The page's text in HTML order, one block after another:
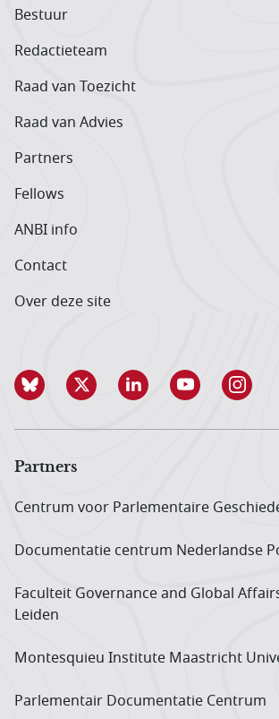
Bestuur
Redactieteam
Raad van Toezicht
Raad van Advies
Partners
Fellows
ANBI info
Contact
Over deze site
Partners
Centrum voor Parlementaire
Documentatie centrum Neder­landse
Faculteit Governance and Global
Leiden
Montesquieu Institute Maastricht
Parlementair Documentatie Centrum